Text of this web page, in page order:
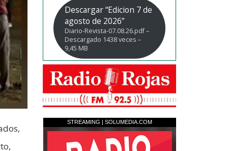
Descargar “Edicion 7 de
agosto de 2026”
Diario-Revista-07.08.26.pdf –
Descargado 1438 veces –
9,45 MB